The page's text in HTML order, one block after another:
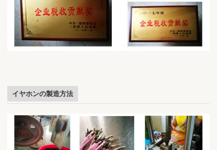
イヤホンの製造方法